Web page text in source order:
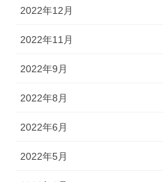
2022年12月
2022年11月
2022年9月
2022年8月
2022年6月
2022年5月